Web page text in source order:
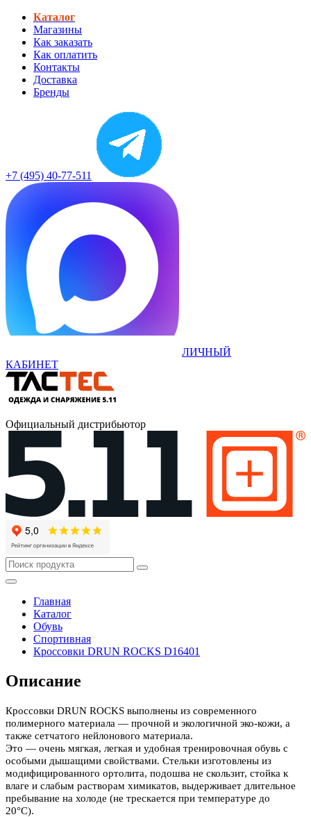
Каталог
Магазины
Как заказать
Как оплатить
Контакты
Доставка
Бренды
+7 (495) 40-77-511
ЛИЧНЫЙ
КАБИНЕТ
Официальный дистрибьютор
Главная
Каталог
Обувь
Спортивная
Кроссовки DRUN ROCKS D16401
Описание
Кроссовки DRUN ROCKS выполнены из современного
полимерного материала — прочной и экологичной эко-кожи, а
также сетчатого нейлонового материала.
Это — очень мягкая, легкая и удобная тренировочная обувь с
особыми дышащими свойствами. Стельки изготовлены из
модифицированного ортолита, подошва не скользит, стойка к
влаге и слабым растворам химикатов, выдерживает длительное
пребывание на холоде (не трескается при температуре до
20°С).